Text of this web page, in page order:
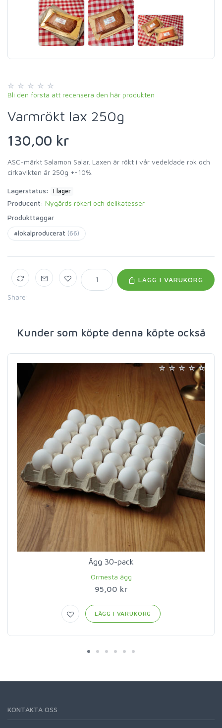
Bli den första att recensera den här produkten
Varmrökt lax 250g
130,00 kr
ASC-märkt Salamon Salar. Laxen är rökt i vår vedeldade rök och
cirkavikten är 250g +-10%.
Lagerstatus: I lager
Producent: Nygårds rökeri och delikatesser
Produkttaggar
#lokalproducerat (66)
Share:
LÄGG I VARUKORG
Kunder som köpte denna köpte också
Ägg 30-pack
Ormesta ägg
95,00 kr
LÄGG I VARUKORG
KONTAKTA OSS